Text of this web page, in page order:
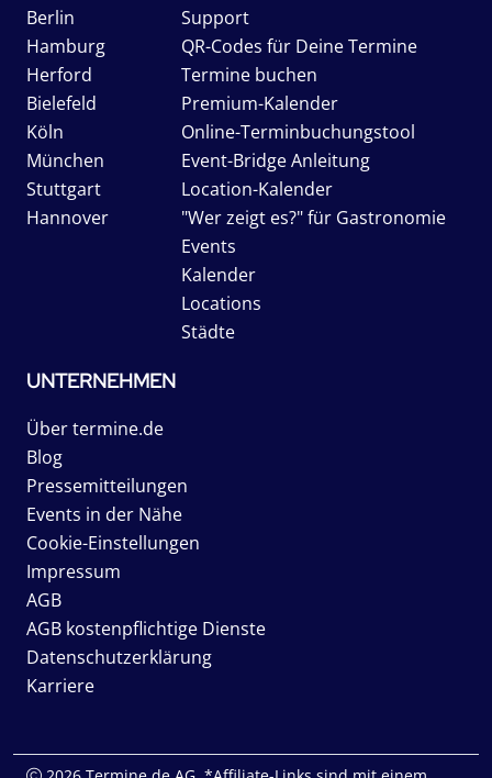
Berlin
Hamburg
Herford
Bielefeld
Köln
München
Stuttgart
Hannover
Support
QR-Codes für Deine Termine
Termine buchen
Premium-Kalender
Online-Terminbuchungstool
Event-Bridge Anleitung
Location-Kalender
"Wer zeigt es?" für Gastronomie
Events
Kalender
Locations
Städte
UNTERNEHMEN
Über termine.de
Blog
Pressemitteilungen
Events in der Nähe
Cookie-Einstellungen
Impressum
AGB
AGB kostenpflichtige Dienste
Datenschutzerklärung
Karriere